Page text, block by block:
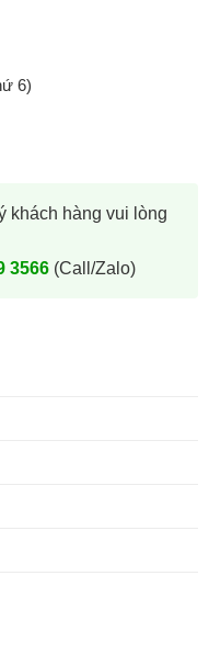
6)
khách hàng vui lòng
3566(Call/Zalo)